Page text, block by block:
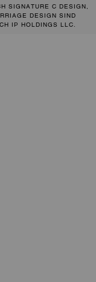
SIGNATURE C DESIGN,
DESIGN SIND
IP HOLDINGS LLC.